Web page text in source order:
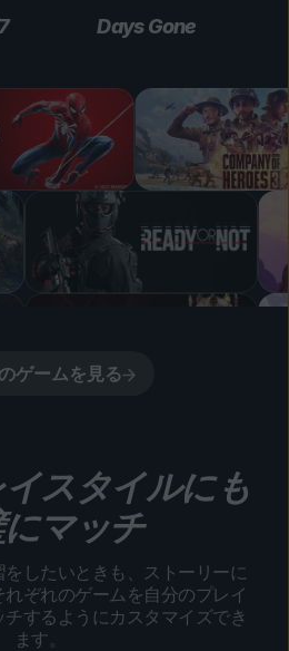
Days Gone
ゲームを見る
スタイルにも
マッチ
したいときも、ストーリーに
ぞれのゲームを自分のプレイ
するようにカスタマイズでき
ます。